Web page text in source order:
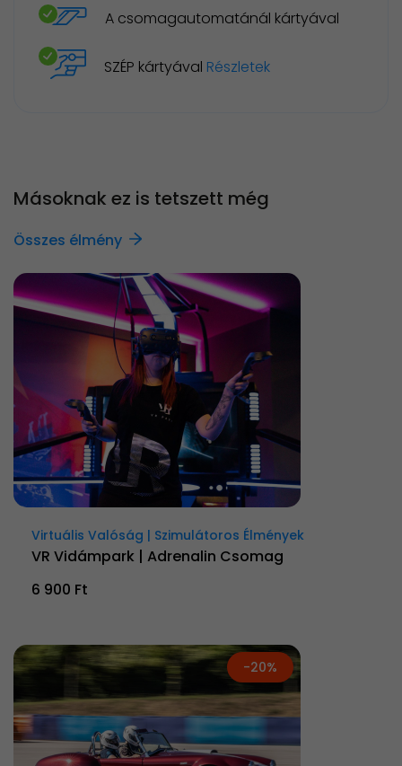
A csomagautomatánál kártyával
SZÉP kártyával Részletek
Másoknak ez is tetszett még
Összes élmény
Virtuális Valóság | Szimulátoros Élmények
VR Vidámpark | Adrenalin Csomag
6 900 Ft
-20%